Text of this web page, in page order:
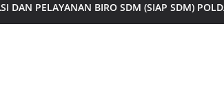
DAN PELAYANAN BIRO SDM (SIAP SDM)